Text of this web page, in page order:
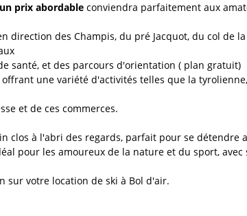
un prix abordable conviendra parfaitement aux
direction des Champis, du pré Jacquot, du col de
santé, et des parcours d'orientation ( plan gratuit)
une variété d'activités telles que la
et de ces commerces.
clos à l'abri des regards, parfait pour se
pour les amoureux de la nature et du sport,
sur votre location de ski à Bol d'air.